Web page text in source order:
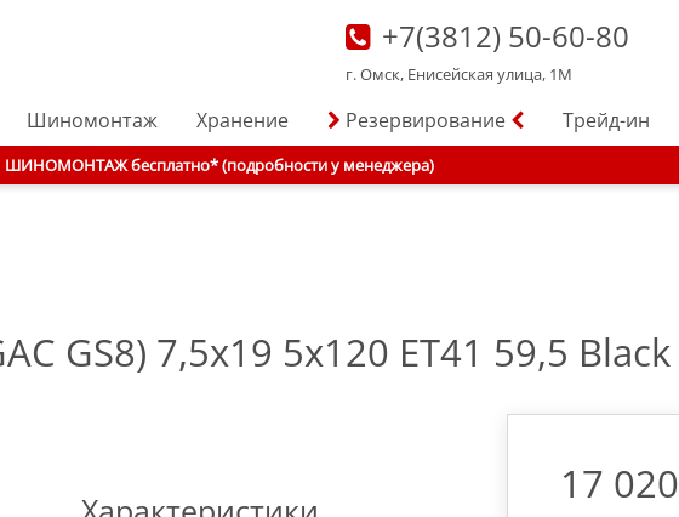
+7(3812) 50-60-80
г. Омск, Енисейская улица, 1М
Шиномонтаж Хранение Резервирование Трейд-ин
ШИНОМОНТАЖ бесплатно* (подробности у менеджера)
GS8) 7,5x19 5x120 ET41 59,5 Black
17 020